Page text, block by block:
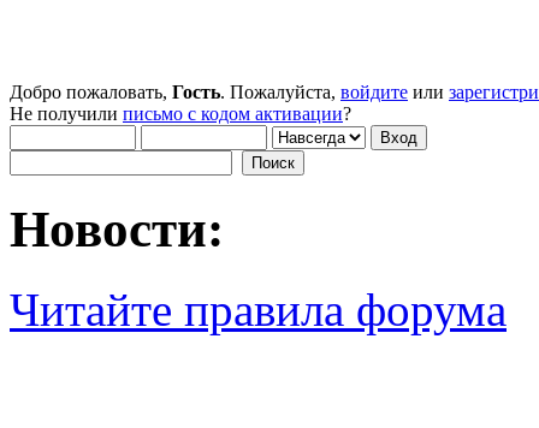
Добро пожаловать, Гость. Пожалуйста, войдите или
Не получили письмо с кодом активации?
Новости:
Читайте правила форума